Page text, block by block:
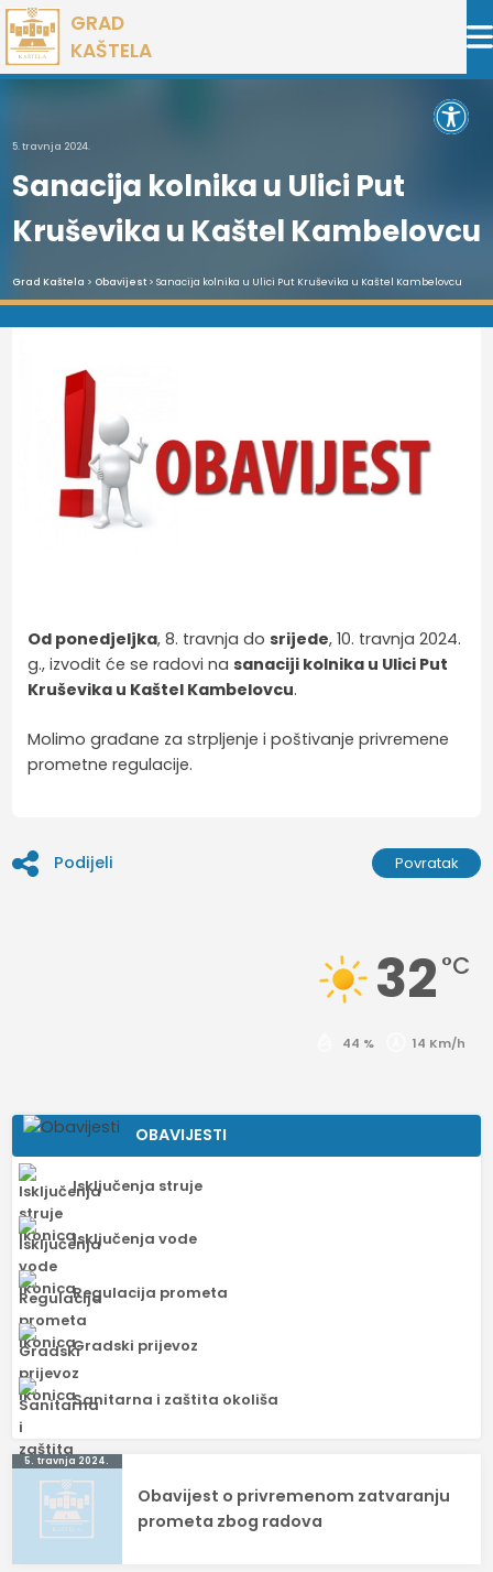
Preskoči
na
sadržaj
GRAD
KAŠTELA
5. travnja 2024.
Sanacija kolnika u Ulici Put
Kruševika u Kaštel Kambelovcu
Grad Kaštela > Obavijest> Sanacija kolnika u Ulici Put Kruševika u Kaštel Kambelovcu
Od ponedjeljka, 8. travnja dosrijede, 10. travnja 2024.
g., izvodit će se radovi nasanaciji kolnika u Ulici Put
Kruševika u Kaštel Kambelovcu.
Molimo građane za strpljenje i poštivanje privremene
prometne regulacije.
Podijeli Povratak
32 °C
44 % 14 Km/h
OBAVIJESTI
Isključenja struje
Isključenja vode
Regulacija prometa
Gradski prijevoz
Sanitarna i zaštita okoliša
Navigacija
objava
5. travnja 2024.
Obavijest o privremenom zatvaranju
prometa zbog radova